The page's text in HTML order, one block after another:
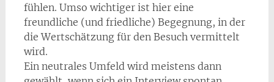
fühlen. Umso wichtiger ist hier eine
freundliche (und friedliche) Begegnung, in der
die Wertschätzung für den Besuch vermittelt
wird.
Ein neutrales Umfeld wird meistens dann